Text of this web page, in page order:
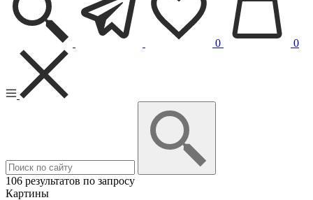
0 0
106 результатов по запросу
Картины